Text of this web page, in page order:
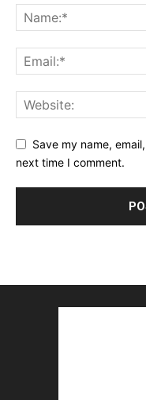
Save my name,
next time I comment.